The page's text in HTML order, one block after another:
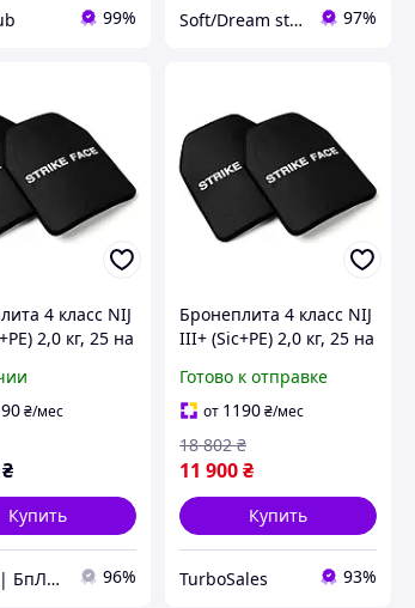
99% Soft/Dream store 97%
4 класс NIJ
2,0 кг, 25 на
₴/мес
₴
Купить
ГУРКІТ | БпЛА, катапульти в Україні 96%
Бронеплита 4 класс NIJ
III+ (Sic+PE) 2,0 кг, 25 на
Готово к отправке
от 1190₴/мес
11 900₴
18 802 ₴
Купить
TurboSales 93%